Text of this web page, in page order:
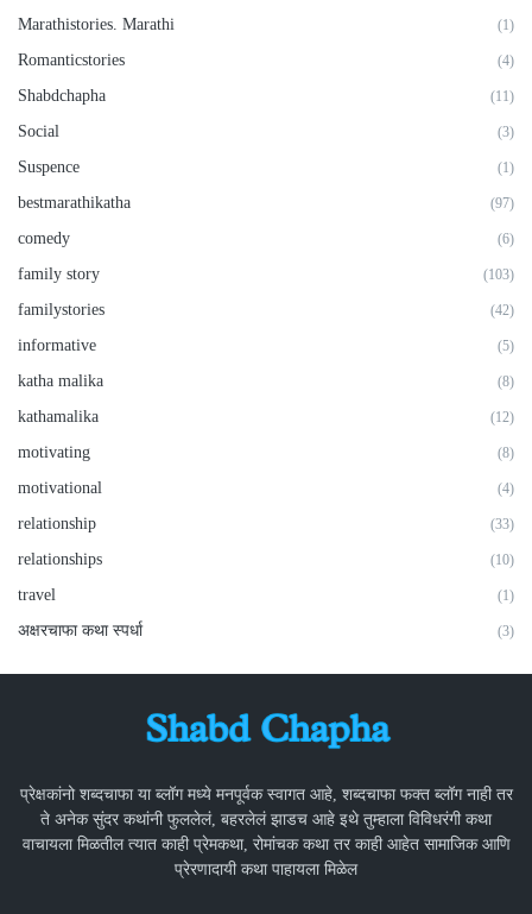
Marathistories. Marathi (1)
Romanticstories (4)
Shabdchapha (11)
Social (3)
Suspence (1)
bestmarathikatha (97)
comedy (6)
family story (103)
familystories (42)
informative (5)
katha malika (8)
kathamalika (12)
motivating (8)
motivational (4)
relationship (33)
relationships (10)
travel (1)
अक्षरचाफा कथा स्पर्धा (3)
प्रेक्षकांनो शब्दचाफा या ब्लॉग मध्ये मनपूर्वक स्वागत आहे, शब्दचाफा फक्त ब्लॉग नाही तर
ते अनेक सुंदर कथांनी फुललेलं, बहरलेलं झाडच आहे इथे तुम्हाला विविधरंगी कथा
वाचायला मिळतील त्यात काही प्रेमकथा, रोमांचक कथा तर काही आहेत सामाजिक आणि
प्रेरणादायी कथा पाहायला मिळेल